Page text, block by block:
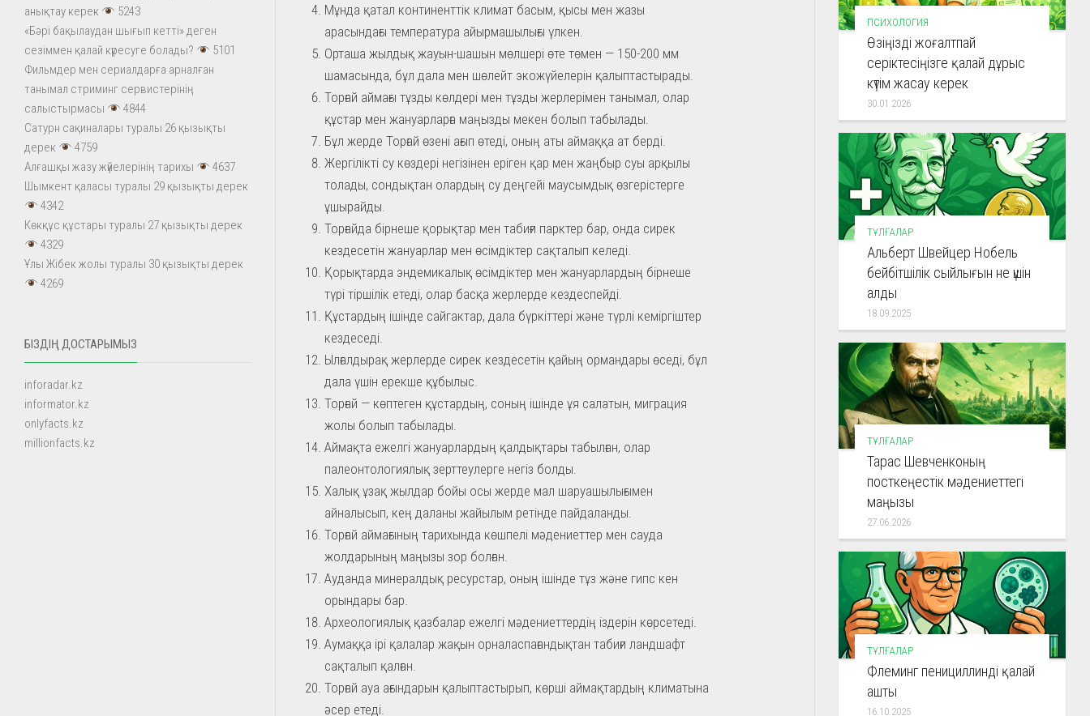
Мұнда қатал континенттік климат басым, қысы мен жазы
арасындағы температура айырмашылығы үлкен.
Орташа жылдық жауын-шашын мөлшері өте төмен — 150-200 мм
шамасында, бұл дала мен шөлейт экожүйелерін қалыптастырады.
Торғай аймағы тұзды көлдері мен тұзды жерлерімен танымал, олар
құстар мен жануарларға маңызды мекен болып табылады.
Бұл жерде Торғай өзені ағып өтеді, оның аты аймаққа ат берді.
Жергілікті су көздері негізінен еріген қар мен жаңбыр суы арқылы
толады, сондықтан олардың су деңгейі маусымдық өзгерістерге
ұшырайды.
Торғайда бірнеше қорықтар мен табиғи парктер бар, онда сирек
кездесетін жануарлар мен өсімдіктер сақталып келеді.
Қорықтарда эндемикалық өсімдіктер мен жануарлардың бірнеше
түрі тіршілік етеді, олар басқа жерлерде кездеспейді.
Құстардың ішінде сайгактар, дала бүркіттері және түрлі кеміргіштер
кездеседі.
Ылғалдырақ жерлерде сирек кездесетін қайың ормандары өседі, бұл
дала үшін ерекше құбылыс.
Торғай — көптеген құстардың, соның ішінде ұя салатын, миграция
жолы болып табылады.
Аймақта ежелгі жануарлардың қалдықтары табылған, олар
палеонтологиялық зерттеулерге негіз болды.
Халық ұзақ жылдар бойы осы жерде мал шаруашылығымен
айналысып, кең даланы жайылым ретінде пайдаланды.
Торғай аймағының тарихында көшпелі мәдениеттер мен сауда
жолдарының маңызы зор болған.
Ауданда минералдық ресурстар, оның ішінде тұз және гипс кен
орындары бар.
Археологиялық қазбалар ежелгі мәдениеттердің іздерін көрсетеді.
Аумаққа ірі қалалар жақын орналаспағандықтан табиғи ландшафт
сақталып қалған.
Торғай ауа ағындарын қалыптастырып, көрші аймақтардың климатына
әсер етеді.
анықтау керек
5243
«Бәрі бақылаудан шығып кетті» деген
сезіммен қалай күресуге болады?
5101
Фильмдер мен сериалдарға арналған
танымал стриминг сервистерінің
салыстырмасы
4844
Сатурн сақиналары туралы 26 қызықты
дерек
4759
Алғашқы жазу жүйелерінің тарихы
4637
Шымкент қаласы туралы 29 қызықты дерек
4342
Көкқұс құстары туралы 27 қызықты дерек
4329
Ұлы Жібек жолы туралы 30 қызықты дерек
4269
БІЗДІҢ ДОСТАРЫМЫЗ
inforadar.kz
informator.kz
onlyfacts.kz
millionfacts.kz
ПСИХОЛОГИЯ
Өзіңізді жоғалтпай
серіктесіңізге қалай дұрыс
күтім жасау керек
30.01.2026
ТҰЛҒАЛАР
Альберт Швейцер Нобель
бейбітшілік сыйлығын не үшін
алды
18.09.2025
ТҰЛҒАЛАР
Тарас Шевченконың
посткеңестік мәдениеттегі
маңызы
27.06.2026
ТҰЛҒАЛАР
Флеминг пенициллинді қалай
ашты
16.10.2025